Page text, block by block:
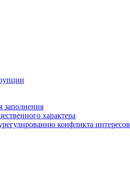
заполнения
характера
конфликта интересов